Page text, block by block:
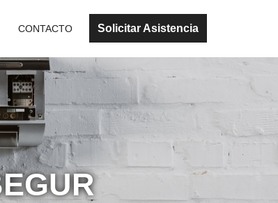
CONTACTO Solicitar Asistencia